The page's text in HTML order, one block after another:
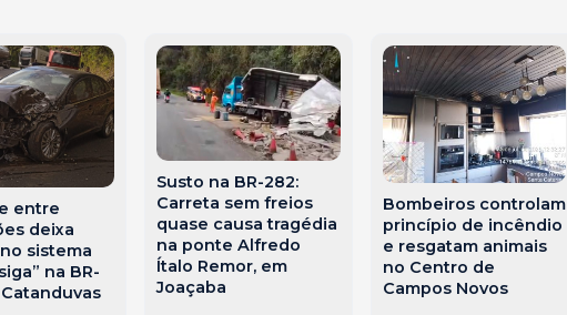
entre
deixa
sistema
na BR-
Susto na BR-282:
Carreta sem freios
quase causa tragédia
na ponte Alfredo
Ítalo Remor, em
Joaçaba
Bombeiros controlam
princípio de incêndio
e resgatam animais
no Centro de
Campos Novos